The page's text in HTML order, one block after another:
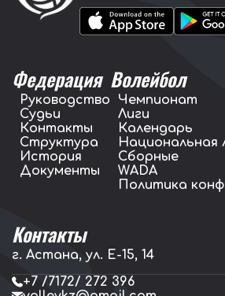
Федерация
Руководство
Судьи
Контакты
Структура
История
Документы
Волейбол
Чемпионат
Лиги
Календарь
Национальная
Сборные
WADA
Политика
Контакты
г. Астана, ул. E-15, 14
+7 /7172/ 272 396